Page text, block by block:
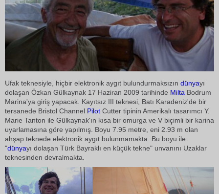
Ufak teknesiyle, hiçbir elektronik aygıt bulundurmaksızın dünyayı
dolaşan Özkan Gülkaynak 17 Haziran 2009 tarihinde Milta Bodrum
Marina'ya giriş yapacak. Kayıtsız III teknesi, Batı Karadeniz'de bir
tersanede Bristol Channel Pilot Cutter tipinin Amerikalı tasarımcı Y.
Marie Tanton ile Gülkaynak'ın kısa bir omurga ve V biçimli bir karina
uyarlamasına göre yapılmış. Boyu 7.95 metre, eni 2.93 m olan
ahşap teknede elektronik aygıt bulunmamakta. Bu boyu ile
"dünyayı dolaşan Türk Bayraklı en küçük tekne" unvanını Uzaklar
teknesinden devralmakta.